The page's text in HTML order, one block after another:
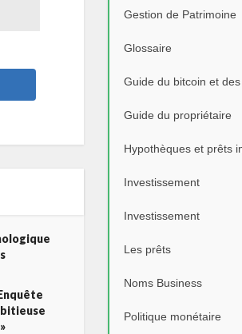
Gestion de Patrimoine
Glossaire
Guide du bitcoin et
Guide du propriétaire
Hypothèques et prêts
Investissement
Investissement
Les prêts
Noms Business
Politique monétaire